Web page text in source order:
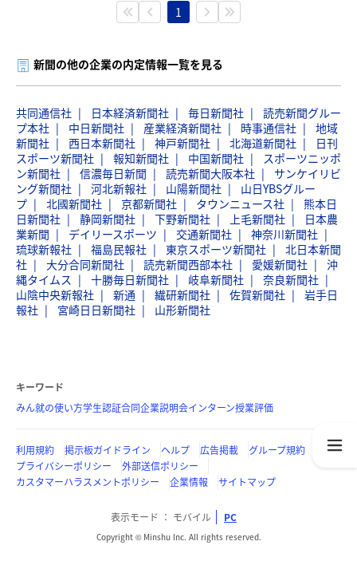
1
新聞の他の企業の内定情報一覧を見る
共同通信社 日本経済新聞社 毎日新聞社
読売新聞グルー
プ本社
中日新聞社 産業経済新聞社 時事通信社
地域
新聞社
西日本新聞社 神戸新聞社 北海道新聞社
日刊
スポーツ新聞社
報知新聞社 中国新聞社
スポーツニッポ
ン新聞社
信濃毎日新聞 読売新聞大阪本社
サンケイリビ
ング新聞社
河北新報社 山陽新聞社
山日YBSグルー
プ
北國新聞社 京都新聞社 タウンニュース社
熊本日
日新聞社
静岡新聞社 下野新聞社 上毛新聞社
日本農
業新聞
デイリースポーツ 交通新聞社
神奈川新聞社
琉球新報社
福島民報社 東京スポーツ新聞社
北日本新聞
社
大分合同新聞社 読売新聞西部本社 愛媛新聞社
沖
縄タイムス
十勝毎日新聞社 岐阜新聞社
奈良新聞社
山陰中央新報社
新通 繊研新聞社 佐賀新聞社
岩手日
報社
宮崎日日新聞社 山形新聞社
キーワード
みん就の使い方学生認証合同企業説明会インターン授業評価
利用規約 掲示板ガイドライン ヘルプ 広告掲載
グループ規約
プライバシーポリシー
外部送信ポリシー
カスタマーハラスメントポリシー
企業情報 サイトマップ
表示モード モバイル PC
Copyright © Minshu Inc. All rights reserved.